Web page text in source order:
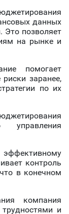
данных
Это позволяет
на рынке и
помогает
заранее,
по их
управления
контроль
в конечном
компания
и